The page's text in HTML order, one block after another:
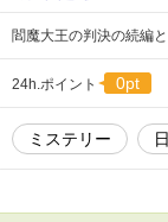
閻魔大王の判決の続編
24h.ポイント 0pt
ミステリー